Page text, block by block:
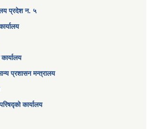
प्रदेश न. ५
प्रशासन मन्त्रालय
कार्यालय